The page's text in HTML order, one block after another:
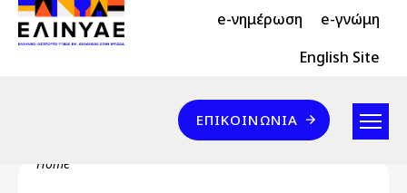
Skip to main content
Header Top 2 e-νημέρωση e-γνώμη
Header Top English Site
Επικοινωνία
ΕΠΙΚΟΙΝΩΝΊΑ
Breadcrumb
Home